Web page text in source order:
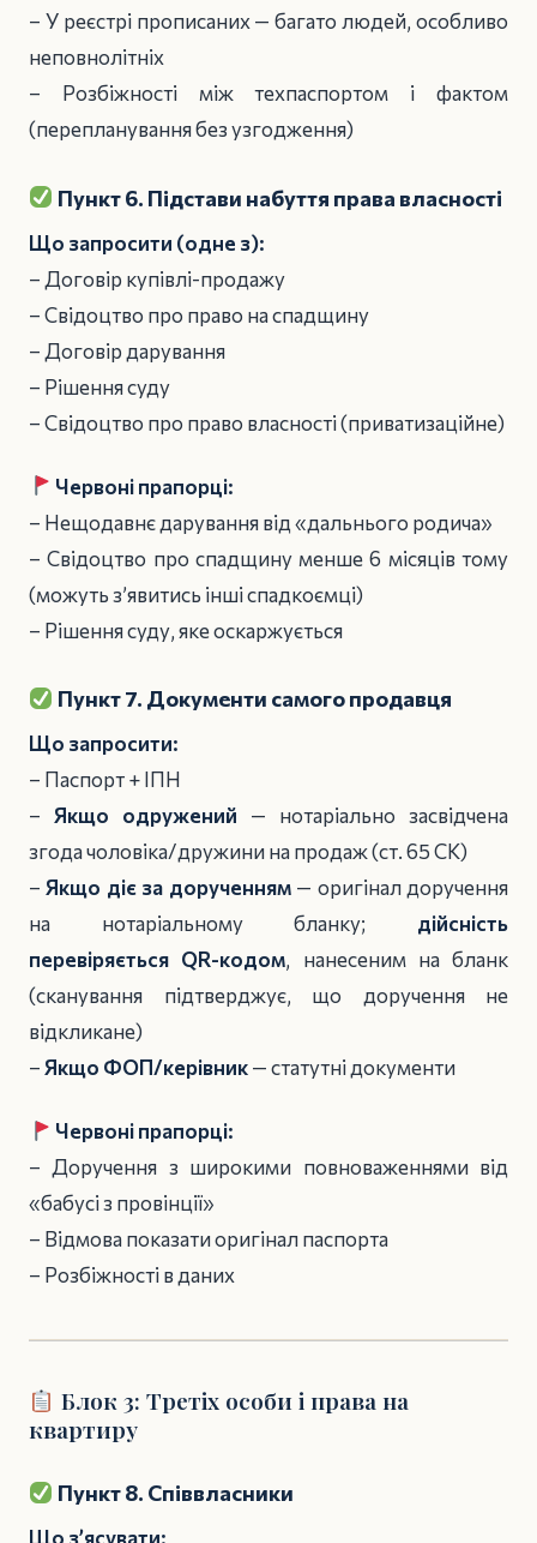
– У реєстрі прописаних — багато людей, особливо
неповнолітніх
– Розбіжності між техпаспортом і фактом
(перепланування без узгодження)
Пункт 6. Підстави набуття права власності
Що запросити (одне з):
– Договір купівлі-продажу
– Свідоцтво про право на спадщину
– Договір дарування
– Рішення суду
– Свідоцтво про право власності (приватизаційне)
Червоні прапорці:
– Нещодавнє дарування від «дальнього родича»
– Свідоцтво про спадщину менше 6 місяців тому
(можуть з’явитись інші спадкоємці)
– Рішення суду, яке оскаржується
Пункт 7. Документи самого продавця
Що запросити:
– Паспорт + ІПН
– Якщо одружений — нотаріально засвідчена
згода чоловіка/дружини на продаж (ст. 65 СК)
– Якщо діє за дорученням— оригінал доручення
на нотаріальному бланку; дійсність
перевіряється QR-кодом, нанесеним на бланк
(сканування підтверджує, що доручення не
відкликане)
– Якщо ФОП/керівник— статутні документи
Червоні прапорці:
– Доручення з широкими повноваженнями від
«бабусі з провінції»
– Відмова показати оригінал паспорта
– Розбіжності в даних
Блок 3: Третіх особи і права на
квартиру
Пункт 8. Співвласники
Що з’ясувати: